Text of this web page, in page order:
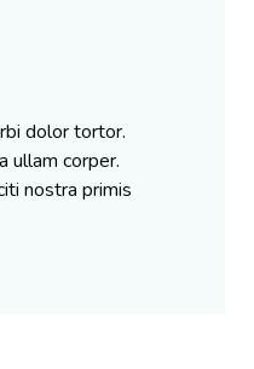
dolor tortor.
ullam corper.
nostra primis